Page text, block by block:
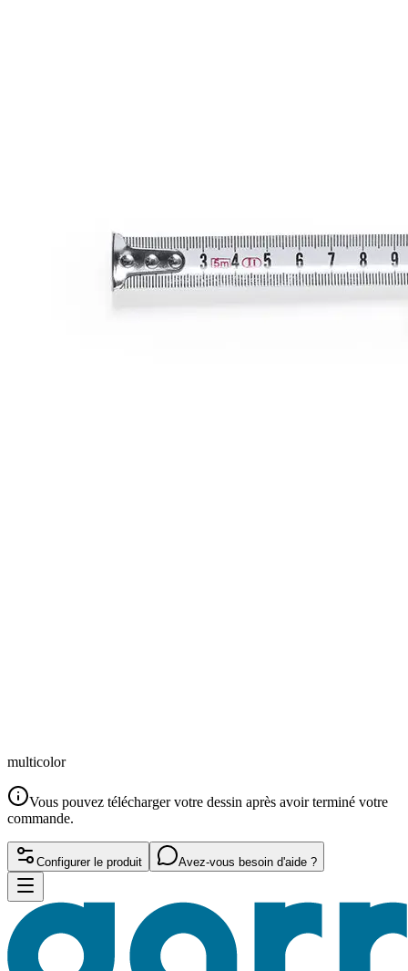
multicolor
Vous pouvez télécharger votre dessin après avoir terminé votre
commande.
Configurer le produit Avez-vous besoin d'aide ?